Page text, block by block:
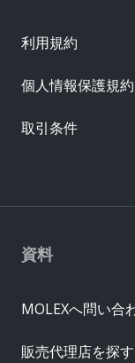
資料
MOLEXへ問い合
販売代理店を探す
利用規約
個人情報保護規約
取引条件